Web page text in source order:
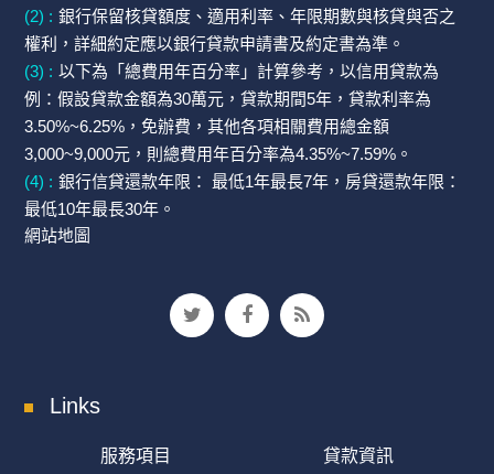
(2) : 銀行保留核貸額度、適用利率、年限期數與核貸與否之
權利，詳細約定應以銀行貸款申請書及約定書為準。
(3) : 以下為「總費用年百分率」計算參考，以信用貸款為
例：假設貸款金額為30萬元，貸款期間5年，貸款利率為
3.50%~6.25%，免辦費，其他各項相關費用總金額
3,000~9,000元，則總費用年百分率為4.35%~7.59%。
(4) : 銀行信貸還款年限： 最低1年最長7年，房貸還款年限：
最低10年最長30年。
網站地圖
Links
服務項目 貸款資訊